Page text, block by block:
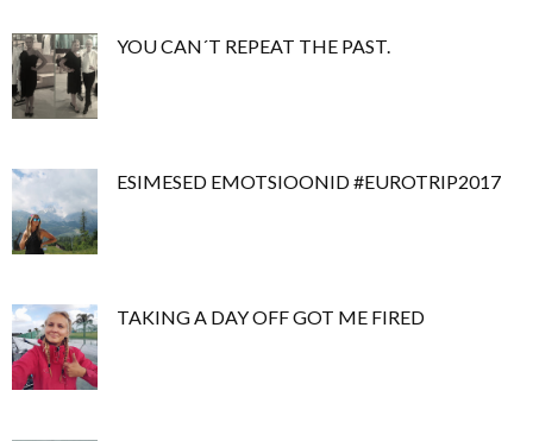
YOU CAN´T REPEAT THE PAST.
ESIMESED EMOTSIOONID #EUROTRIP2017
TAKING A DAY OFF GOT ME FIRED